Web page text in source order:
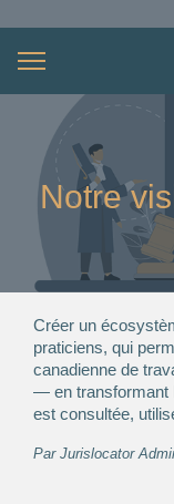
Notre
Créer un
praticiens, qui
canadienne de
— en transformant
est consultée,
Par Jurislocator